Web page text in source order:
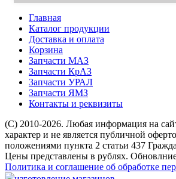
Главная
Каталог продукции
Доставка и оплата
Корзина
Запчасти МАЗ
Запчасти КрАЗ
Запчасти УРАЛ
Запчасти ЯМЗ
Контакты и реквизиты
(C) 2010-2026. Любая информация на
характер и не является публичной
положениями пункта 2 статьи 437
Цены представлены в рублях.
Политика и соглашение об обработке